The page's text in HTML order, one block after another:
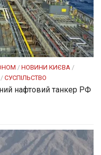
/ НОВИНИ КИЄВА /
/ СУСПІЛЬСТВО
нафтовий танкер РФ